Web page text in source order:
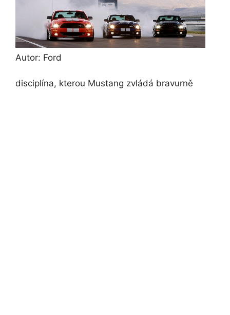
Autor: Ford
disciplína, kterou Mustang zvládá bravurně